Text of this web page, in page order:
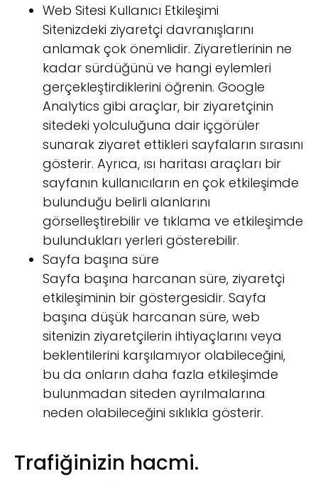
Web Sitesi Kullanıcı Etkileşimi
Sitenizdeki ziyaretçi davranışlarını
anlamak çok önemlidir. Ziyaretlerinin ne
kadar sürdüğünü ve hangi eylemleri
gerçekleştirdiklerini öğrenin. Google
Analytics gibi araçlar, bir ziyaretçinin
sitedeki yolculuğuna dair içgörüler
sunarak ziyaret ettikleri sayfaların sırasını
gösterir. Ayrıca, ısı haritası araçları bir
sayfanın kullanıcıların en çok etkileşimde
bulunduğu belirli alanlarını
görselleştirebilir ve tıklama ve etkileşimde
bulundukları yerleri gösterebilir.
Sayfa başına süre
Sayfa başına harcanan süre, ziyaretçi
etkileşiminin bir göstergesidir. Sayfa
başına düşük harcanan süre, web
sitenizin ziyaretçilerin ihtiyaçlarını veya
beklentilerini karşılamıyor olabileceğini,
bu da onların daha fazla etkileşimde
bulunmadan siteden ayrılmalarına
neden olabileceğini sıklıkla gösterir.
Trafiğinizin hacmi.